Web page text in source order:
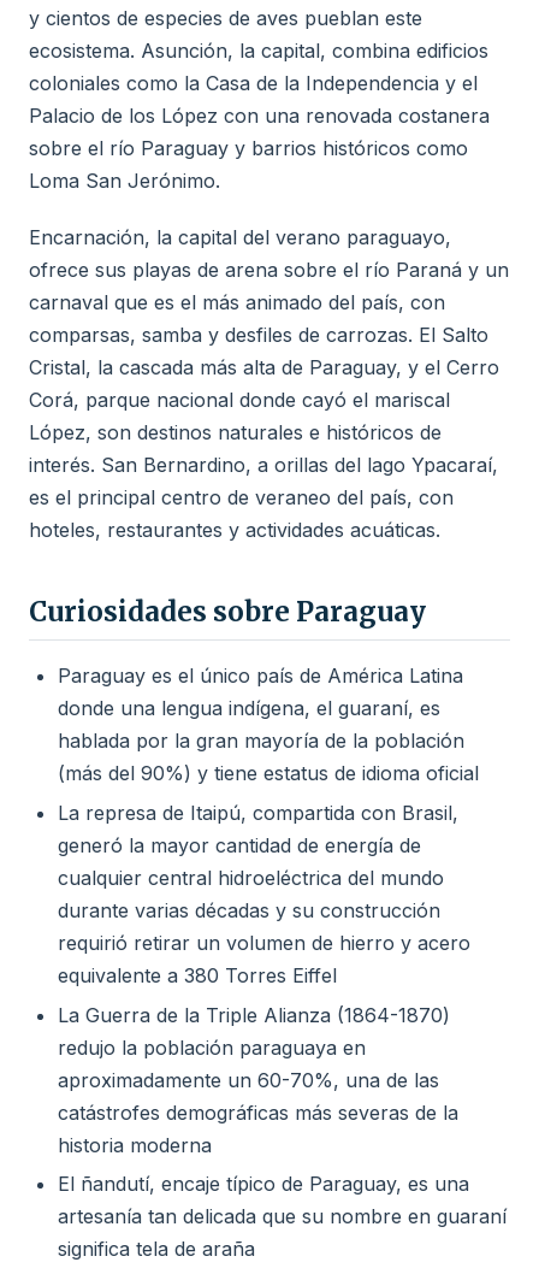
y cientos de especies de aves pueblan este
ecosistema. Asunción, la capital, combina edificios
coloniales como la Casa de la Independencia y el
Palacio de los López con una renovada costanera
sobre el río Paraguay y barrios históricos como
Loma San Jerónimo.
Encarnación, la capital del verano paraguayo,
ofrece sus playas de arena sobre el río Paraná y un
carnaval que es el más animado del país, con
comparsas, samba y desfiles de carrozas. El Salto
Cristal, la cascada más alta de Paraguay, y el Cerro
Corá, parque nacional donde cayó el mariscal
López, son destinos naturales e históricos de
interés. San Bernardino, a orillas del lago Ypacaraí,
es el principal centro de veraneo del país, con
hoteles, restaurantes y actividades acuáticas.
Curiosidades sobre Paraguay
Paraguay es el único país de América Latina
donde una lengua indígena, el guaraní, es
hablada por la gran mayoría de la población
(más del 90%) y tiene estatus de idioma oficial
La represa de Itaipú, compartida con Brasil,
generó la mayor cantidad de energía de
cualquier central hidroeléctrica del mundo
durante varias décadas y su construcción
requirió retirar un volumen de hierro y acero
equivalente a 380 Torres Eiffel
La Guerra de la Triple Alianza (1864-1870)
redujo la población paraguaya en
aproximadamente un 60-70%, una de las
catástrofes demográficas más severas de la
historia moderna
El ñandutí, encaje típico de Paraguay, es una
artesanía tan delicada que su nombre en guaraní
significa tela de araña